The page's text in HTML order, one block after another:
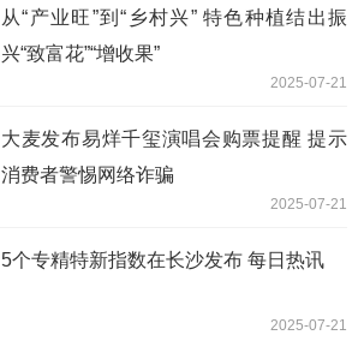
从“产业旺”到“乡村兴” 特色种植结出振
兴“致富花”“增收果”
2025-07-21
大麦发布易烊千玺演唱会购票提醒 提示
消费者警惕网络诈骗
2025-07-21
5个专精特新指数在长沙发布 每日热讯
2025-07-21